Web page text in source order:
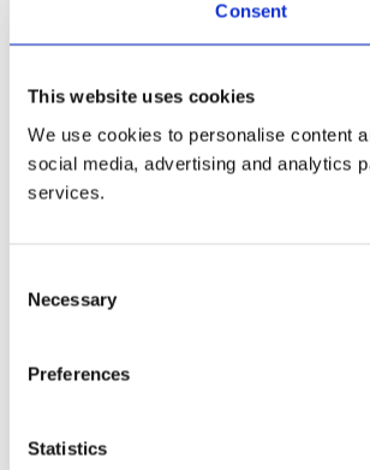
Consent
This website uses cookies
We use cookies to personalise content
social media, advertising and analytics
services.
Selection
Necessary
Preferences
Statistics